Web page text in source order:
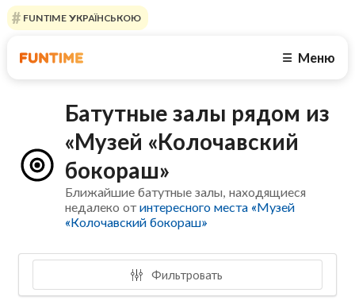
FUNTIME УКРАЇНСЬКОЮ
☰ Меню
Батутные залы рядом из
«Музей «Колочавский
бокораш»
Ближайшие батутные залы, находящиеся
недалеко отинтересного места «Музей
«Колочавский бокораш»
Фильтровать